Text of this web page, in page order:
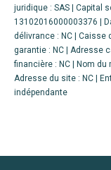
juridique : SAS | Capital
13102016000003376 |
délivrance : NC | Caisse
garantie : NC | Adresse
financière : NC | Nom du
Adresse du site : NC |
indépendante